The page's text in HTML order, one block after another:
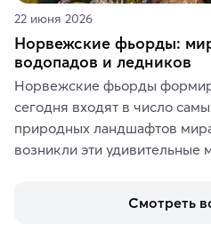
22 июня 2026
Норвежские фьорды:
водопадов и ледников
Норвежские фьорды
сегодня входят в число
природных ландшафтов
возникли эти удивительные
включить в маршрут по
Смотреть